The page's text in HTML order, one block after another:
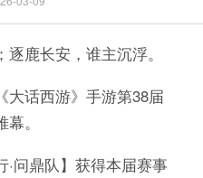
鹿长安，谁主沉浮。
话西游》手游第38届
。
鼎队】获得本届赛事